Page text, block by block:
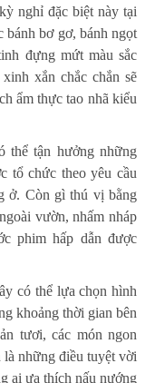
nghỉ đặc biệt này tại
bánh bơ gơ, bánh ngọt
đựng mứt màu sắc
xắn chắc chắn sẽ
ẩm thực tao nhã kiểu
thể tận hưởng những
tổ chức theo yêu cầu
ở. Còn gì thú vị bằng
vườn, nhấm nháp
phim hấp dẫn được
có thể lựa chọn hình
khoảng thời gian bên
tươi, các món ngon
là những điều tuyệt vời
ai ưa thích nấu nướng